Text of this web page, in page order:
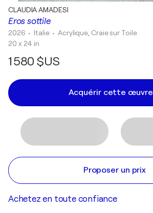
Eros sottile
CLAUDIA AMADESI
2026 • Italie •Acrylique, Craie sur Toile
20 x 24 in
1 580 $US
Acquérir cette œuvre
Proposer un prix
Achetez en toute confiance